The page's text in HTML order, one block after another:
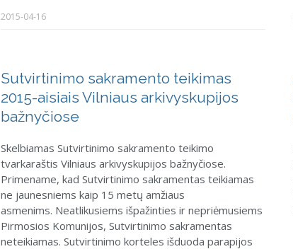
2015-04-16
Sutvirtinimo sakramento teikimas
2015-aisiais Vilniaus arkivyskupijos
bažnyčiose
Skelbiamas Sutvirtinimo sakramento teikimo
tvarkaraštis Vilniaus arkivyskupijos bažnyčiose.
Primename, kad Sutvirtinimo sakramentas teikiamas
ne jaunesniems kaip 15 metų amžiaus
asmenims. Neatlikusiems išpažinties ir nepriėmusiems
Pirmosios Komunijos, Sutvirtinimo sakramentas
neteikiamas. Sutvirtinimo korteles išduoda parapijos